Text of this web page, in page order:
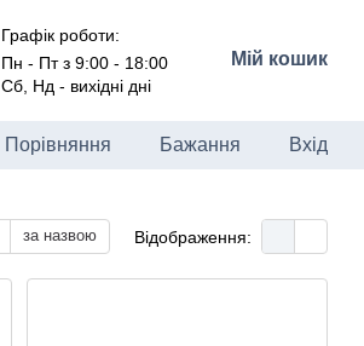
Графік роботи:
Пн - Пт з 9:00 - 18:00
Сб, Нд - вихідні дні
Мій кошик
Порівняння Бажання Вхід
за назвою Відображення: